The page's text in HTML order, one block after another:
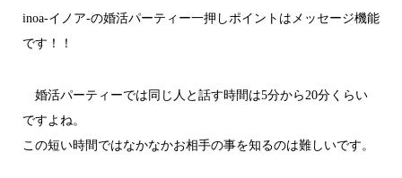
inoa-イノア-の婚活パーティー一押しポイントはメッセージ機能
です！！
婚活パーティーでは同じ人と話す時間は5分から20分くらい
ですよね。
この短い時間ではなかなかお相手の事を知るのは難しいです。